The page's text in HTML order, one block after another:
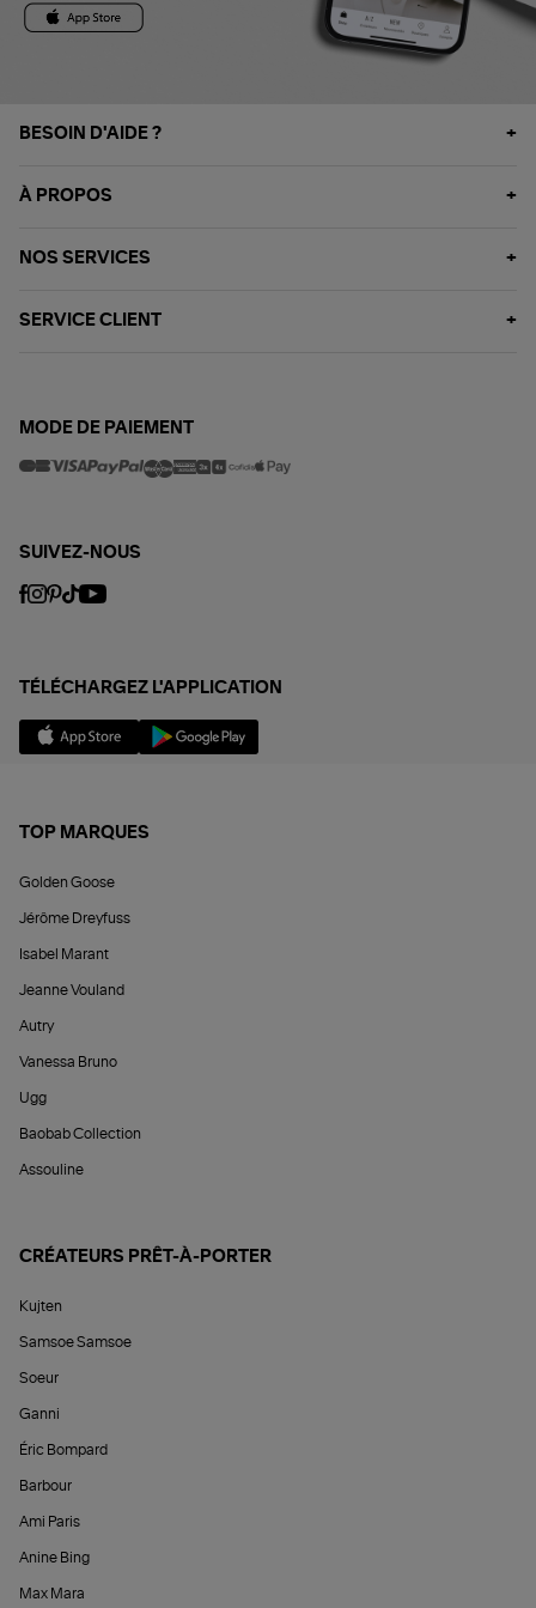
BESOIN D'AIDE ?
À PROPOS
NOS SERVICES
SERVICE CLIENT
MODE DE PAIEMENT
SUIVEZ-NOUS
TÉLÉCHARGEZ L'APPLICATION
TOP MARQUES
Golden Goose
Jérôme Dreyfuss
Isabel Marant
Jeanne Vouland
Autry
Vanessa Bruno
Ugg
Baobab Collection
Assouline
CRÉATEURS PRÊT-À-PORTER
Kujten
Samsoe Samsoe
Soeur
Ganni
Éric Bompard
Barbour
Ami Paris
Anine Bing
Max Mara